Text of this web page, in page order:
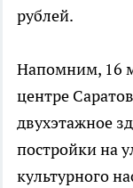
рублей.
Напомним, 16
центре
двухэтажное
постройки на
культурного